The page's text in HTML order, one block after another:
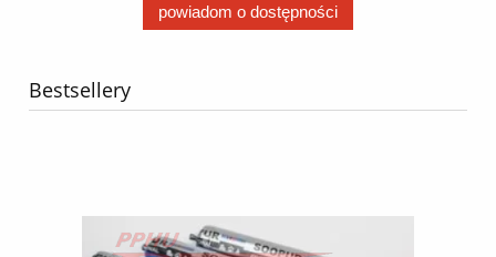
powiadom o dostępności
Bestsellery